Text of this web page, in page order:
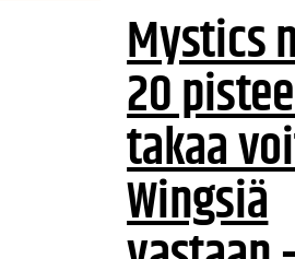
Mystics
20
takaa
Wingsiä